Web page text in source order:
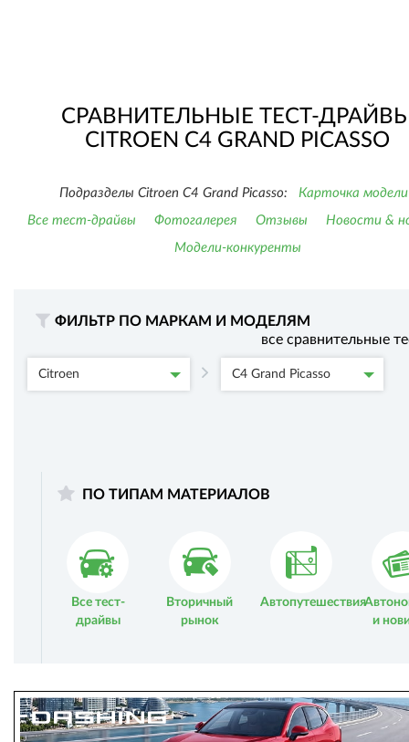
СРАВНИТЕЛЬНЫЕ ТЕСТ-
CITROEN C4 GRAND PICASSO
Подразделы Citroen C4 Grand Picasso:
Карточка модели
Все тест-драйвы
Фотогалерея Отзывы
Новости &
Модели-конкуренты
ФИЛЬТР ПО МАРКАМ И МОДЕЛЯМ
все сравнительные
Citroen C4 Grand Picasso
ПО ТИПАМ МАТЕРИАЛОВ
Все тест-
драйвы
Вторичный
рынок
Автопутешествия
и